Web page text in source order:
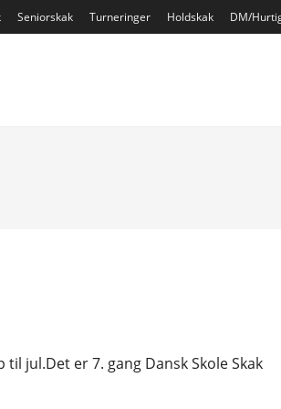
Seniorskak Turneringer Holdskak DM/
jul.Det er 7. gang Dansk Skole Skak